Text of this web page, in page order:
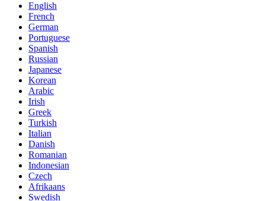
English
French
German
Portuguese
Spanish
Russian
Japanese
Korean
Arabic
Irish
Greek
Turkish
Italian
Danish
Romanian
Indonesian
Czech
Afrikaans
Swedish